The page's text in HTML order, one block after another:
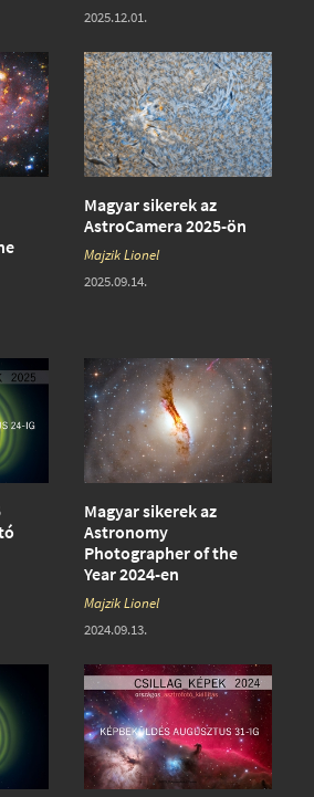
2025.12.01.
Magyar sikerek az
AstroCamera 2025-ön
Majzik Lionel
2025.09.14.
Magyar sikerek az
Astronomy
Photographer of the
Year 2024-en
Majzik Lionel
2024.09.13.